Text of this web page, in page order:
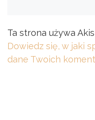
Ta strona używa
Dowiedz się, w jaki
dane Twoich